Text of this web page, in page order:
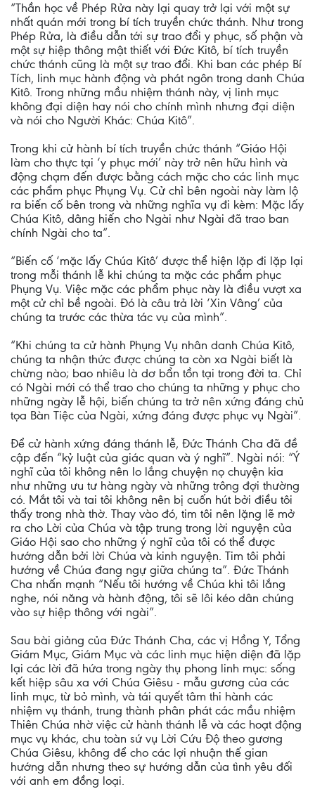
“Thần học về Phép Rửa này lại quay trở lại với một sự
nhất quán mới trong bí tích truyền chức thánh. Như trong
Phép Rửa, là điều dẫn tới sự trao đổi y phục, số phận và
một sự hiệp thông mật thiết với Đức Kitô, bí tích truyền
chức thánh cũng là một sự trao đổi. Khi ban các phép Bí
Tích, linh mục hành động và phát ngôn trong danh Chúa
Kitô. Trong những mầu nhiệm thánh này, vị linh mục
không đại diện hay nói cho chính mình nhưng đại diện
và nói cho Người Khác: Chúa Kitô”.
Trong khi cử hành bí tích truyền chức thánh “Giáo Hội
làm cho thực tại ‘y phục mới’ này trở nên hữu hình và
động chạm đến được bằng cách mặc cho các linh mục
các phẩm phục Phụng Vụ. Cử chỉ bên ngoài này làm lộ
ra biến cố bên trong và những nghĩa vụ đi kèm: Mặc lấy
Chúa Kitô, dâng hiến cho Ngài như Ngài đã trao ban
chính Ngài cho ta”.
“Biến cố ‘mặc lấy Chúa Kitô’ được thể hiện lặp đi lặp lại
trong mỗi thánh lễ khi chúng ta mặc các phẩm phục
Phụng Vụ. Việc mặc các phẩm phục này là điều vượt xa
một cử chỉ bề ngoài. Đó là câu trả lời ‘Xin Vâng’ của
chúng ta trước các thừa tác vụ của mình”.
“Khi chúng ta cử hành Phụng Vụ nhân danh Chúa Kitô,
chúng ta nhận thức được chúng ta còn xa Ngài biết là
chừng nào; bao nhiêu là dơ bẩn tồn tại trong đời ta. Chỉ
có Ngài mới có thể trao cho chúng ta những y phục cho
những ngày lễ hội, biến chúng ta trở nên xứng đáng chủ
tọa Bàn Tiệc của Ngài, xứng đáng được phục vụ Ngài”.
Để cử hành xứng đáng thánh lễ, Đức Thánh Cha đã đề
cập đến “kỷ luật của giác quan và ý nghĩ”. Ngài nói: “Ý
nghĩ của tôi không nên lo lắng chuyện nọ chuyện kia
như những ưu tư hàng ngày và những trông đợi thường
có. Mắt tôi và tai tôi không nên bị cuốn hút bởi điều tôi
thấy trong nhà thờ. Thay vào đó, tim tôi nên lặng lẽ mở
ra cho Lời của Chúa và tập trung trong lời nguyện của
Giáo Hội sao cho những ý nghĩ của tôi có thể được
hướng dẫn bởi lời Chúa và kinh nguyện. Tim tôi phải
hướng về Chúa đang ngự giữa chúng ta”. Đức Thánh
Cha nhấn mạnh “Nếu tôi hướng về Chúa khi tôi lắng
nghe, nói năng và hành động, tôi sẽ lôi kéo dân chúng
vào sự hiệp thông với ngài”.
Sau bài giảng của Đức Thánh Cha, các vị Hồng Y, Tổng
Giám Mục, Giám Mục và các linh mục hiện diện đã lặp
lại các lời đã hứa trong ngày thụ phong linh mục: sống
kết hiệp sâu xa với Chúa Giêsu - mẫu gương của các
linh mục, từ bỏ mình, và tái quyết tâm thi hành các
nhiệm vụ thánh, trung thành phân phát các mầu nhiệm
Thiên Chúa nhờ việc cử hành thánh lễ và các hoạt động
mục vụ khác, chu toàn sứ vụ Lời Cứu Độ theo gương
Chúa Giêsu, không để cho các lợi nhuận thế gian
hướng dẫn nhưng theo sự hướng dẫn của tình yêu đối
với anh em đồng loại.